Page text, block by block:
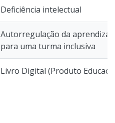
Deficiência intelectual
Autorregulação da
para uma turma inclusiva
Livro Digital (Produto